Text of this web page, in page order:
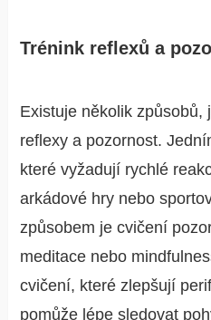
Trénink reflexů a
Existuje několik způsobů,
reflexy a pozornost.
které vyžadují rychlé
arkádové hry nebo
způsobem je cvičení
meditace nebo
cvičení, které zlepšují
pomůže lépe sledovat